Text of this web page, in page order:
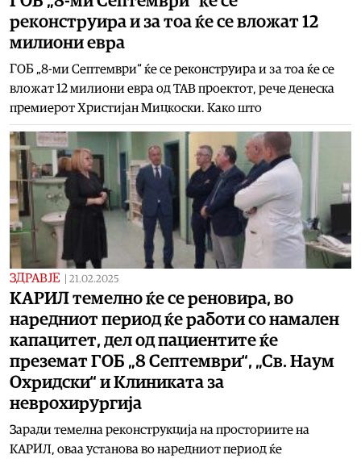
реконструира и за тоа ќе се вложат 12
милиони евра
ГОБ „8-ми Септември“ ќе се реконструира и за тоа ќе се
вложат 12 милиони евра од ТАВ проектот, рече денеска
премиерот Христијан Мицкоски. Како што
ЗДРАВЈЕ 21.02.2025
КАРИЛ темелно ќе се реновира, во
наредниот период ќе работи со намален
капацитет, дел од пациентите ќе
преземат ГОБ „8 Септември“, „Св. Наум
Охридски“ и Клиниката за
неврохирургија
Заради темелна реконструкција на просториите на
КАРИЛ, оваа установа во наредниот период ќе